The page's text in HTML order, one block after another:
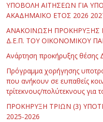
ΥΠΟΒΟΛΗ ΑΙΤΗΣΕΩΝ ΓΙΑ
ΑΚΑΔΗΜΑΪΚΟ ΕΤΟΣ 2026
ΑΝΑΚΟΙΝΩΣΗ
Δ.Ε.Π. ΤΟΥ ΟΙΚΟΝΟΜΙΚΟΥ
Ανάρτηση προκήρυξης θέσης
Πρόγραμμα χορήγησης
που ανήκουν σε ευπαθείς
τρίτεκνους/πολύτεκνους για
ΠΡΟΚΗΡΥΞΗ ΤΡΙΩΝ (3)
2025-2026